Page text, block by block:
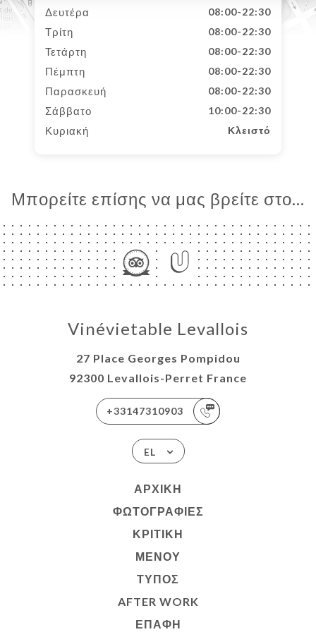
Δευτέρα 08:00-22:30
Τρίτη 08:00-22:30
Τετάρτη 08:00-22:30
Πέμπτη 08:00-22:30
Παρασκευή 08:00-22:30
Σάββατο 10:00-22:30
Κυριακή Κλειστό
Μπορείτε επίσης να μας βρείτε στο...
Vinévietable Levallois
27 Place Georges Pompidou
92300 Levallois-Perret France
+33147310903
EL
ΑΡΧΙΚΉ
ΦΩΤΟΓΡΑΦΊΕΣ
ΚΡΙΤΙΚΉ
ΜΕΝΟΎ
ΤΎΠΟΣ
AFTER WORK
ΕΠΑΦΉ